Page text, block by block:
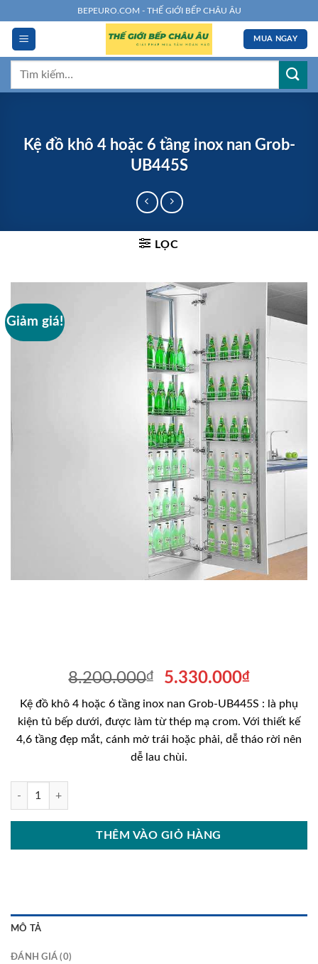
đến
dung
BEPEURO.COM - THẾ GIỚI BẾP CHÂU ÂU
MUA NGAY
Tìm
Kệ đồ khô 4 hoặc 6 tầng inox nan Grob-
UB445S
LỌC
Giảm giá!
8.200.000₫
Giá
là:
8.200.000₫.
5.330.000₫Giá
tại
là:
Kệ đồ khô 4 hoặc 6 tầng inox nan Grob-UB445S : là phụ
kiện tủ bếp dưới, được làm từ thép mạ crom. Với thiết kế
4,6 tầng đẹp mắt, cánh mở trái hoặc phải, dễ tháo rời nên
dễ lau chùi.
Kệ đồ khô 4 hoặc 6 tầng inox nan Grob-UB445S số lượng
THÊM VÀO GIỎ HÀNG
MÔ TẢ
ĐÁNH GIÁ (0)